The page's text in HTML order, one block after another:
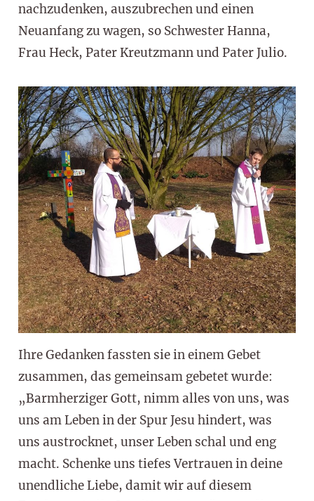
nachzudenken, auszubrechen und einen
Neuanfang zu wagen, so Schwester Hanna,
Frau Heck, Pater Kreutzmann und Pater Julio.
Ihre Gedanken fassten sie in einem Gebet
zusammen, das gemeinsam gebetet wurde:
„Barmherziger Gott, nimm alles von uns, was
uns am Leben in der Spur Jesu hindert, was
uns austrocknet, unser Leben schal und eng
macht. Schenke uns tiefes Vertrauen in deine
unendliche Liebe, damit wir auf diesem